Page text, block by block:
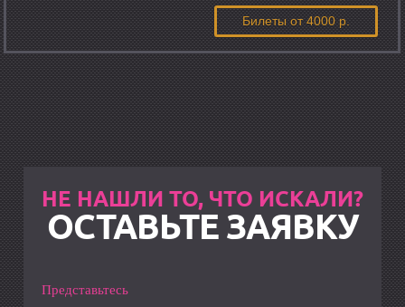
Билеты от 4000 р.
НЕ НАШЛИ ТО, ЧТО ИСКАЛИ?
ОСТАВЬТЕ ЗАЯВКУ
Представьтесь